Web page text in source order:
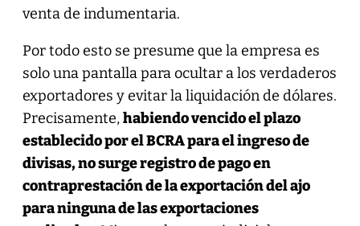
venta de indumentaria.
Por todo esto se presume que la empresa es
solo una pantalla para ocultar a los verdaderos
exportadores y evitar la liquidación de dólares.
Precisamente,habiendo vencido el plazo
establecido por el BCRA para el ingreso de
divisas, no surge registro de pago en
contraprestación de la exportación del ajo
para ninguna de las exportaciones